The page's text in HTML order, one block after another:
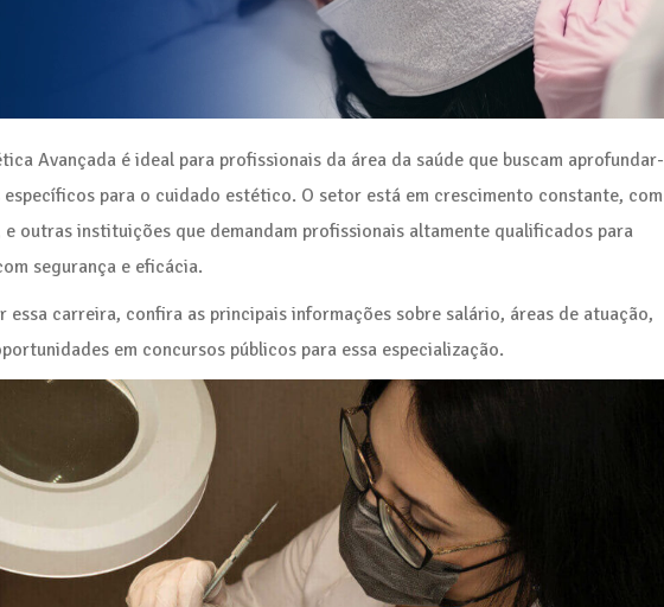
Avançada é ideal para profissionais da área da saúde que buscam aprofundar-
para o cuidado estético. O setor está em crescimento constante, com
outras instituições que demandam profissionais altamente qualificados para
segurança e eficácia.
essa carreira, confira as principais informações sobre salário, áreas de atuação,
em concursos públicos para essa especialização.